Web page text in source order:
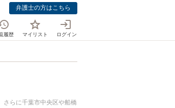
弁護士の方はこちら
履歴 マイリスト ログイン
さらに千葉市中央区や船橋